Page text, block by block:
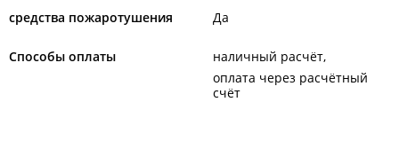
средства пожаротушения Да
Способы оплаты
наличный расчёт
оплата через расчётный
счёт